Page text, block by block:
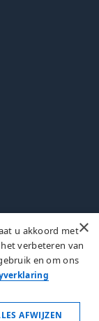
×
u akkoord met
verbeteren van
en om ons
AFWIJZEN